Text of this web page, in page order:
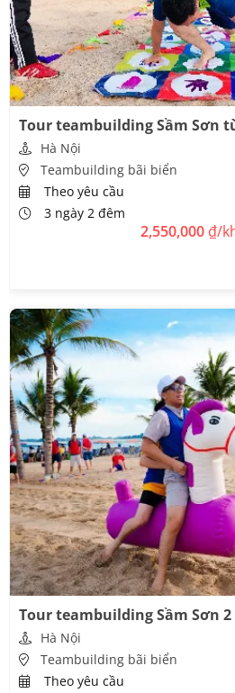
Tour teambuilding Sầm Sơn
Hà Nội
Teambuilding bãi biển
Theo yêu cầu
3 ngày 2 đêm
2,550,000 ₫/
Tour teambuilding Sầm Sơn 2
Hà Nội
Teambuilding bãi biển
Theo yêu cầu